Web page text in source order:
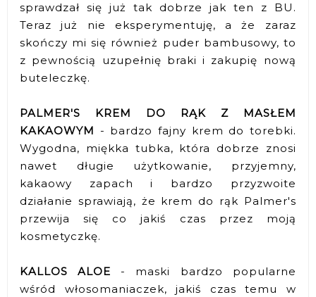
sprawdzał się już tak dobrze jak ten z BU.
Teraz już nie eksperymentuję, a że zaraz
skończy mi się również puder bambusowy, to
z pewnością uzupełnię braki i zakupię nową
buteleczkę.
PALMER'S KREM DO RĄK Z MASŁEM
KAKAOWYM - bardzo fajny krem do torebki.
Wygodna, miękka tubka, która dobrze znosi
nawet długie użytkowanie, przyjemny,
kakaowy zapach i bardzo przyzwoite
działanie sprawiają, że krem do rąk Palmer's
przewija się co jakiś czas przez moją
kosmetyczkę.
KALLOS ALOE - maski bardzo popularne
wśród włosomaniaczek, jakiś czas temu w